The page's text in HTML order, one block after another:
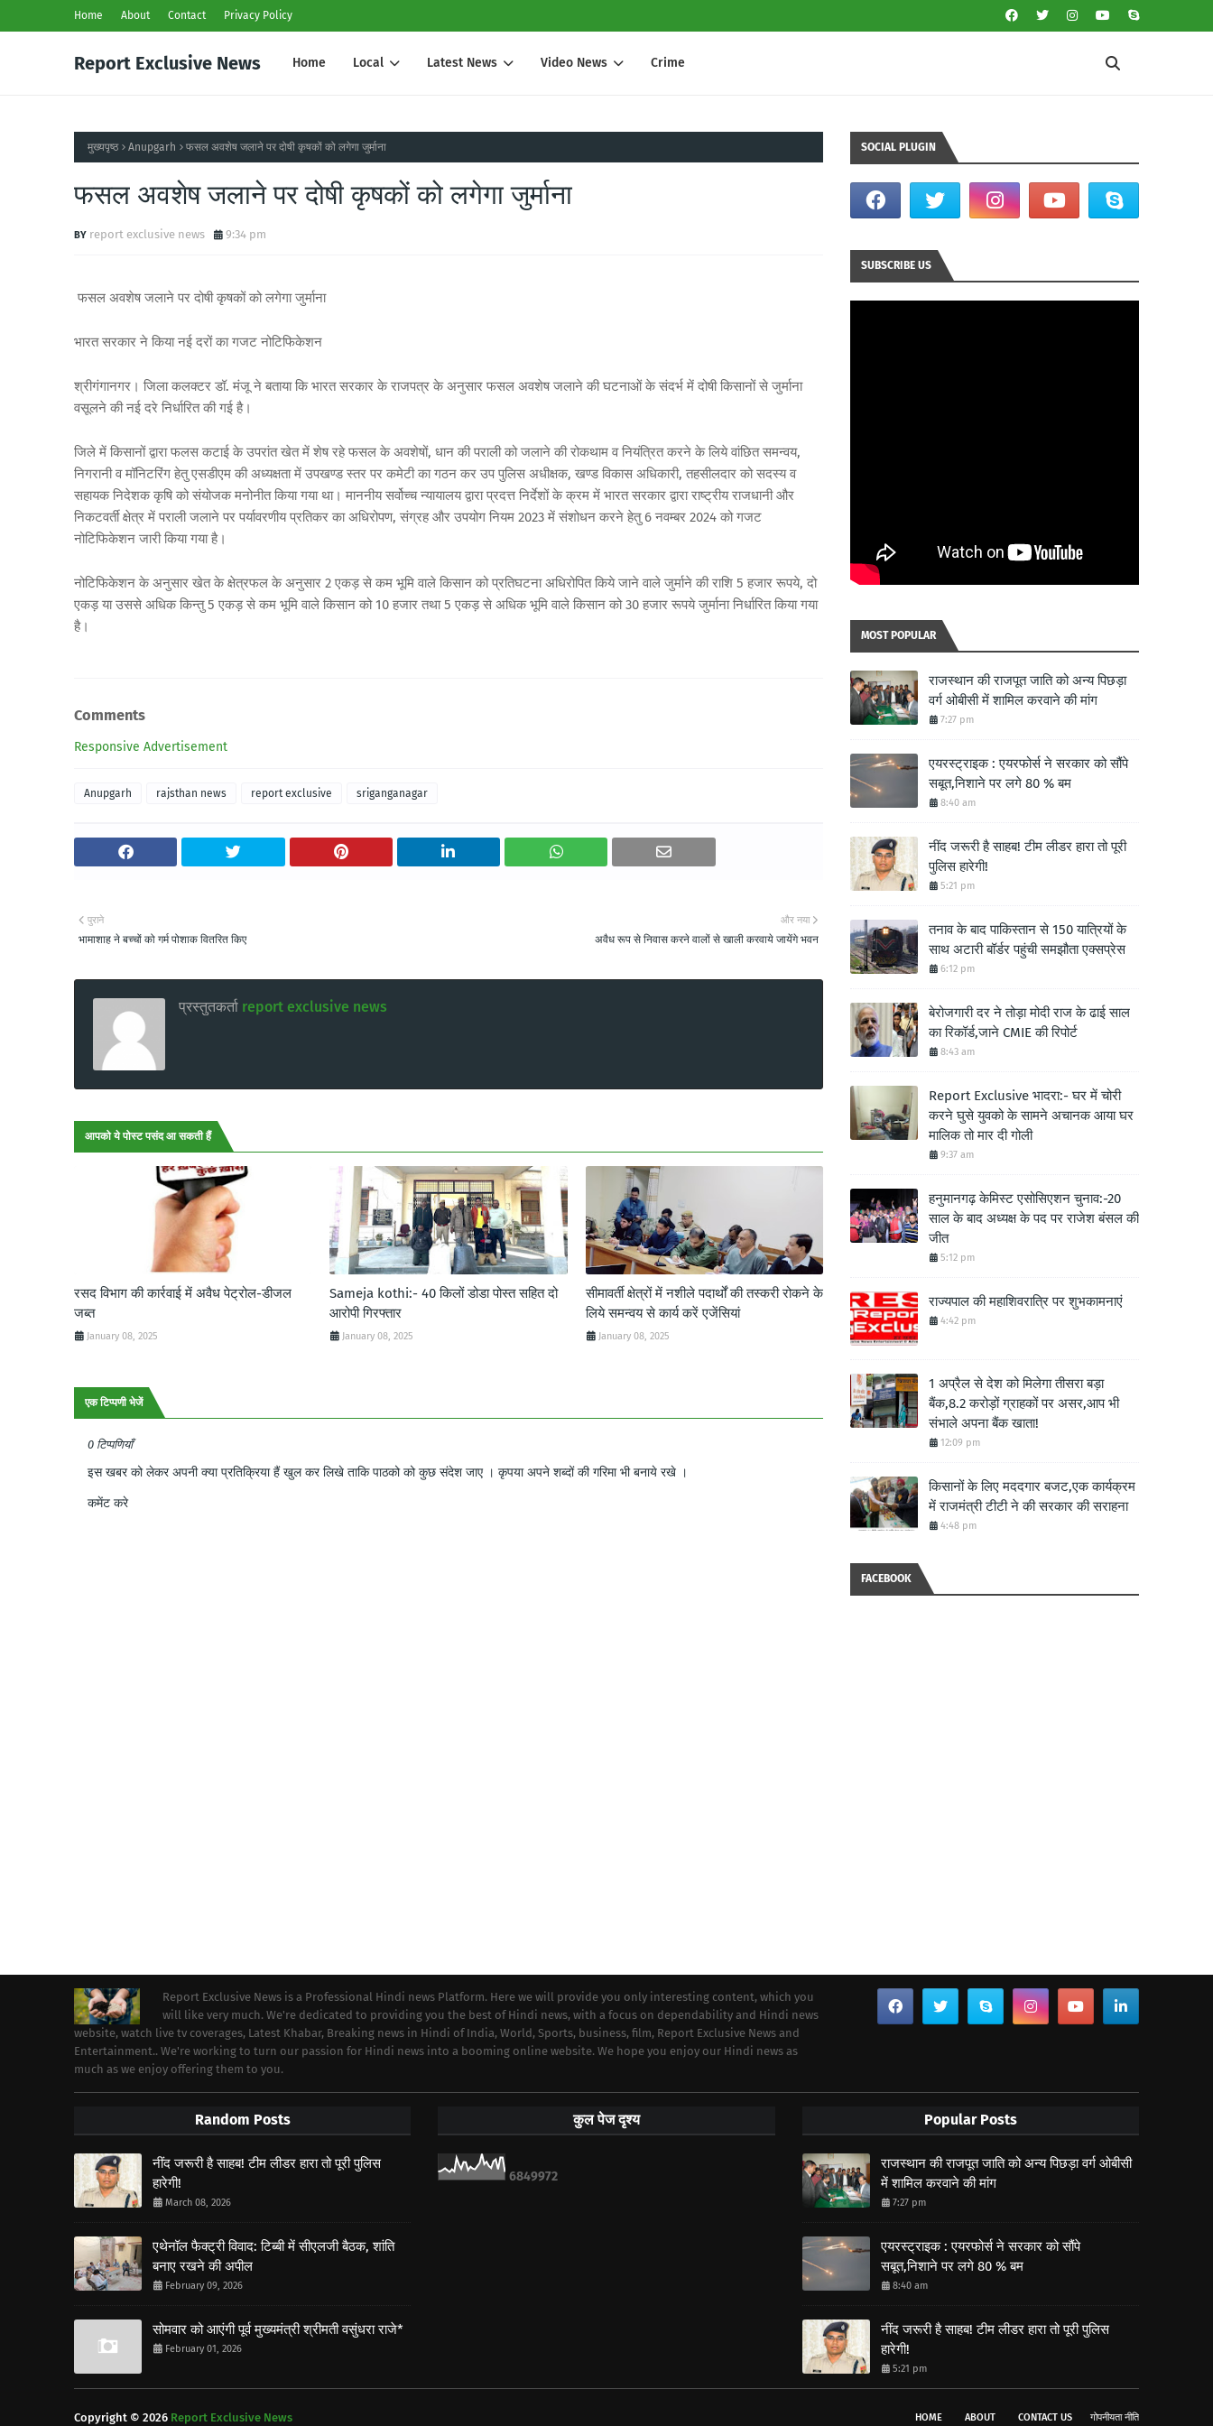
Home About Contact Privacy Policy
Report Exclusive News Home Local Latest News Video News Crime
मुख्यपृष्ठ Anupgarh फसल अवशेष जलाने पर दोषी कृषकों को लगेगा जुर्माना
फसल अवशेष जलाने पर दोषी कृषकों को लगेगा जुर्माना
report exclusive news 9:34 pm
फसल अवशेष जलाने पर दोषी कृषकों को लगेगा जुर्माना
भारत सरकार ने किया नई दरों का गजट नोटिफिकेशन
श्रीगंगानगर। जिला कलक्टर डॉ. मंजू ने बताया कि भारत सरकार के राजपत्र के अनुसार फसल अवशेष जलाने की घटनाओं के संदर्भ में दोषी किसानों से जुर्माना
वसूलने की नई दरे निर्धारित की गई है।
जिले में किसानों द्वारा फलस कटाई के उपरांत खेत में शेष रहे फसल के अवशेषों, धान की पराली को जलाने की रोकथाम व नियंत्रित करने के लिये वांछित समन्वय,
निगरानी व मॉनिटरिंग हेतु एसडीएम की अध्यक्षता में उपखण्ड स्तर पर कमेटी का गठन कर उप पुलिस अधीक्षक, खण्ड विकास अधिकारी, तहसीलदार को सदस्य व
सहायक निदेशक कृषि को संयोजक मनोनीत किया गया था। माननीय सर्वोच्च न्यायालय द्वारा प्रदत्त निर्देशों के क्रम में भारत सरकार द्वारा राष्ट्रीय राजधानी और
निकटवर्ती क्षेत्र में पराली जलाने पर पर्यावरणीय प्रतिकर का अधिरोपण, संग्रह और उपयोग नियम 2023 में संशोधन करने हेतु 6 नवम्बर 2024 को गजट
नोटिफिकेशन जारी किया गया है।
नोटिफिकेशन के अनुसार खेत के क्षेत्रफल के अनुसार 2 एकड़ से कम भूमि वाले किसान को प्रतिघटना अधिरोपित किये जाने वाले जुर्माने की राशि 5 हजार रूपये, दो
एकड़ या उससे अधिक किन्तु 5 एकड़ से कम भूमि वाले किसान को 10 हजार तथा 5 एकड़ से अधिक भूमि वाले किसान को 30 हजार रूपये जुर्माना निर्धारित किया गया
है।
Comments
Responsive Advertisement
Anupgarh rajsthan news report exclusive sriganganagar
और नया
अवैध रूप से निवास करने वालों से खाली करवाये जायेंगे भवन
पुराने
भामाशाह ने बच्चों को गर्म पोशाक वितरित किए
प्रस्तुतकर्ता report exclusive news
आपको ये पोस्ट पसंद आ सकती हैं
रसद विभाग की कार्रवाई में अवैध पेट्रोल-डीजल
जब्त
January 08, 2025
Sameja kothi:- 40 किलों डोडा पोस्त सहित दो
आरोपी गिरफ्तार
January 08, 2025
सीमावर्ती क्षेत्रों में नशीले पदार्थों की तस्करी रोकने के
लिये समन्वय से कार्य करें एजेंसियां
January 08, 2025
एक टिप्पणी भेजें
0 टिप्पणियाँ
इस खबर को लेकर अपनी क्या प्रतिक्रिया हैं खुल कर लिखे ताकि पाठको को कुछ संदेश जाए । कृपया अपने शब्दों की गरिमा भी बनाये रखे ।
कमेंट करे
SOCIAL PLUGIN
SUBSCRIBE US
MOST POPULAR
राजस्थान की राजपूत जाति को अन्य पिछड़ा
वर्ग ओबीसी में शामिल करवाने की मांग
7:27 pm
एयरस्ट्राइक : एयरफोर्स ने सरकार को सौंपे
सबूत,निशाने पर लगे 80 % बम
8:40 am
नींद जरूरी है साहब! टीम लीडर हारा तो पूरी
पुलिस हारेगी!
5:21 pm
तनाव के बाद पाकिस्तान से 150 यात्रियों के
साथ अटारी बॉर्डर पहुंची समझौता एक्सप्रेस
6:12 pm
बेरोजगारी दर ने तोड़ा मोदी राज के ढाई साल
का रिकॉर्ड,जाने CMIE की रिपोर्ट
8:43 am
Report Exclusive भादरा:- घर में चोरी
करने घुसे युवको के सामने अचानक आया घर
मालिक तो मार दी गोली
9:37 am
हनुमानगढ़ केमिस्ट एसोसिएशन चुनाव:-20
साल के बाद अध्यक्ष के पद पर राजेश बंसल की
जीत
5:12 pm
राज्यपाल की महाशिवरात्रि पर शुभकामनाएं
4:42 pm
1 अप्रैल से देश को मिलेगा तीसरा बड़ा
बैंक,8.2 करोड़ों ग्राहकों पर असर,आप भी
संभाले अपना बैंक खाता!
12:09 pm
किसानों के लिए मददगार बजट,एक कार्यक्रम
में राजमंत्री टीटी ने की सरकार की सराहना
4:48 pm
FACEBOOK
Report Exclusive News is a Professional Hindi news Platform. Here we will provide you only interesting content, which you
will like very much. We're dedicated to providing you the best of Hindi news, with a focus on dependability and Hindi news
website, watch live tv coverages, Latest Khabar, Breaking news in Hindi of India, World, Sports, business, film, Report Exclusive News and
Entertainment.. We're working to turn our passion for Hindi news into a booming online website. We hope you enjoy our Hindi news as
much as we enjoy offering them to you.
Random Posts
नींद जरूरी है साहब! टीम लीडर हारा तो पूरी पुलिस
हारेगी!
March 08, 2026
एथेनॉल फैक्ट्री विवाद: टिब्बी में सीएलजी बैठक, शांति
बनाए रखने की अपील
February 09, 2026
सोमवार को आएंगी पूर्व मुख्यमंत्री श्रीमती वसुंधरा राजे*
February 01, 2026
कुल पेज दृश्य
6849972
Popular Posts
राजस्थान की राजपूत जाति को अन्य पिछड़ा वर्ग ओबीसी
में शामिल करवाने की मांग
7:27 pm
एयरस्ट्राइक : एयरफोर्स ने सरकार को सौंपे
सबूत,निशाने पर लगे 80 % बम
8:40 am
नींद जरूरी है साहब! टीम लीडर हारा तो पूरी पुलिस
हारेगी!
5:21 pm
HOME ABOUT CONTACT US गोपनीयता नीति
Copyright © 2026 Report Exclusive News